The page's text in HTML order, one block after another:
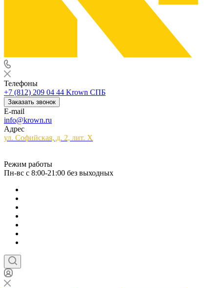
Телефоны
+7 (812) 209 04 44 Krown СПБ
Заказать звонок
E-mail
info@krown.ru
Адрес
ул. Софийская, д. 2, лит. Х
Режим работы
Пн-вс с 8:00-21:00 без выходных